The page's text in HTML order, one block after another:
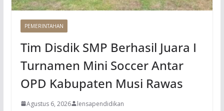
PEMERINTAHAN
Tim Disdik SMP Berhasil Juara I
Turnamen Mini Soccer Antar
OPD Kabupaten Musi Rawas
Agustus 6, 2026 lensapendidikan